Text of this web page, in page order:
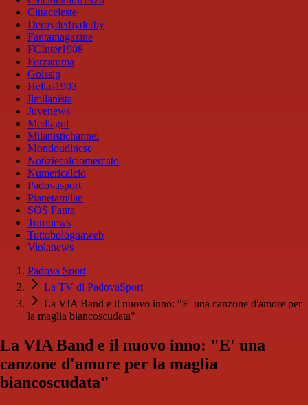
Cittaceleste
Derbyderbyderby
Fantamagazine
FCInter1908
Forzaroma
Golssip
Hellas1903
Ilmilanista
Juvenews
Mediagol
Milanistichannel
Mondoudinese
Notiziecalciomercato
Numericalcio
Padovasport
Pianetamilan
SOS Fanta
Toronews
Tuttobolognaweb
Violanews
Padova Sport
La TV di PadovaSport
La VIA Band e il nuovo inno: "E' una canzone d'amore per
la maglia biancoscudata"
La VIA Band e il nuovo inno: "E' una
canzone d'amore per la maglia
biancoscudata"